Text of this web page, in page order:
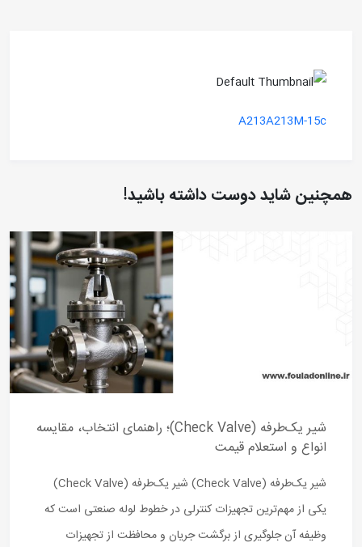
A213A213M-15c
همچنین شاید دوست داشته باشید!
شیر یک‌طرفه (Check Valve)؛ راهنمای انتخاب، مقایسه
انواع و استعلام قیمت
شیر یک‌طرفه (Check Valve) شیر یک‌طرفه (Check Valve)
یکی از مهم‌ترین تجهیزات کنترلی در خطوط لوله صنعتی است که
وظیفه آن جلوگیری از برگشت جریان و محافظت از تجهیزات